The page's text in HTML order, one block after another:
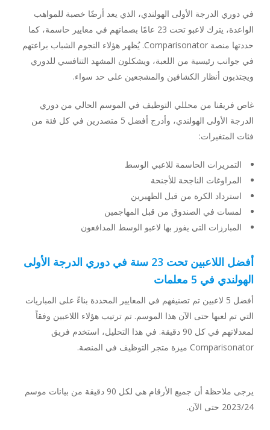
في دوري الدرجة الأولى الهولندي، الذي يعد أرضًا خصبة للمواهب
الواعدة، يترك لاعبو تحت 23 عامًا بصماتهم في معايير حاسمة، كما
حددتها منصة Comparisonator. يُظهر هؤلاء النجوم الشباب براعتهم
في جوانب رئيسية من اللعبة، ويشكلون المشهد التنافسي للدوري
ويجتذبون أنظار الكشافين والمشجعين على حد سواء.
غاص فريقنا من محللي التوظيف في الموسم الحالي من دوري
الدرجة الأولى الهولندي، وأدرج أفضل 5 متصدرين في كل فئة من
فئات المتغيرات:
التمريرات الحاسمة للاعبي الوسط
المراوغات الناجحة للأجنحة
استرداد الكرة من قبل الظهيرين
لمسات في الصندوق من قبل المهاجمين
المبارزات التي يفوز بها لاعبو الوسط المدافعون
أفضل اللاعبين تحت 23 سنة في دوري الدرجة الأولى
الهولندي في 5 معلمات
أفضل 5 لاعبين تم تصنيفهم في المعايير المحددة بناءً على المباريات
التي تم لعبها حتى الآن هذا الموسم. تم ترتيب هؤلاء اللاعبين وفقاً
لمعدلاتهم في كل 90 دقيقة. في هذا التحليل، استخدم فريق
Comparisonator ميزة متجر التوظيف في المنصة.
يرجى ملاحظة أن جميع الأرقام هي لكل 90 دقيقة من بيانات موسم
2023/24 حتى الآن.